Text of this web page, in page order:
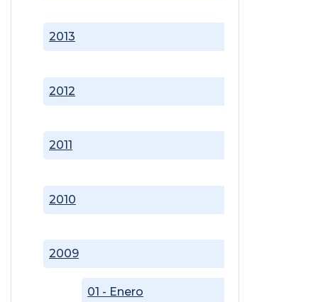
2009
01 - Enero
2010
2011
2012
2013